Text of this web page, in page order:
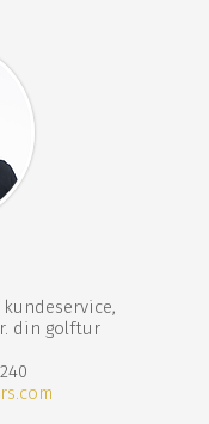
din golftur